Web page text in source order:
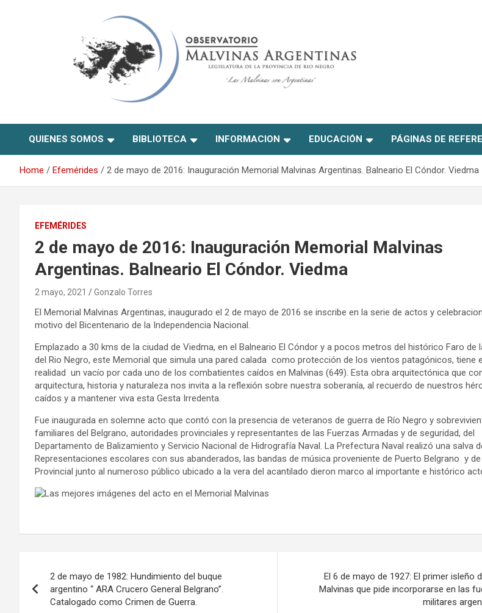
Observatorio Malvinas –
Río Negro
QUIENES SOMOS BIBLIOTECA INFORMACION EDUCACIÓN PÁGINAS DE
Home Efemérides 2 de mayo de 2016: Inauguración Memorial Malvinas Argentinas. Balneario El Cóndor. Viedma
EFEMÉRIDES
2 de mayo de 2016: Inauguración Memorial Malvinas
Argentinas. Balneario El Cóndor. Viedma
2 mayo, 2021 Gonzalo Torres
El Memorial Malvinas Argentinas, inaugurado el 2 de mayo de 2016 se inscribe en la serie de actos y
motivo del Bicentenario de la Independencia Nacional.
Emplazado a 30 kms de la ciudad de Viedma, en el Balneario El Cóndor y a pocos metros del histórico Faro de
del Rio Negro, este Memorial que simula una pared calada como protección de los vientos patagónicos, tiene
realidad un vacío por cada uno de los combatientes caídos en Malvinas (649). Esta obra arquitectónica que
arquitectura, historia y naturaleza nos invita a la reflexión sobre nuestra soberanía, al recuerdo de nuestros
caídos y a mantener viva esta Gesta Irredenta.
Fue inaugurada en solemne acto que contó con la presencia de veteranos de guerra de Río Negro y
familiares del Belgrano, autoridades provinciales y representantes de las Fuerzas Armadas y de seguridad, del
Departamento de Balizamiento y Servicio Nacional de Hidrografía Naval. La Prefectura Naval realizó una salva
Representaciones escolares con sus abanderados, las bandas de música proveniente de Puerto Belgrano y
Provincial junto al numeroso público ubicado a la vera del acantilado dieron marco al importante e histórico
de
2 de mayo de 1982: Hundimiento del buque
argentino “ ARA Crucero General Belgrano”.
Catalogado como Crimen de Guerra.
El 6 de mayo de 1927: El primer isleño
Malvinas que pide incorporarse en las
militares